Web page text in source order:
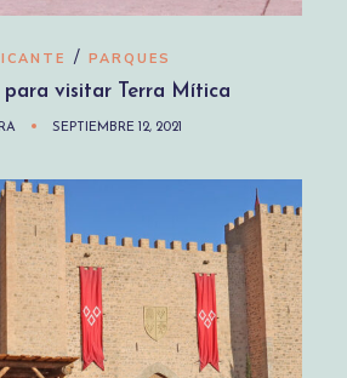
/ PARQUES
para visitar Terra Mítica
SEPTIEMBRE 12, 2021